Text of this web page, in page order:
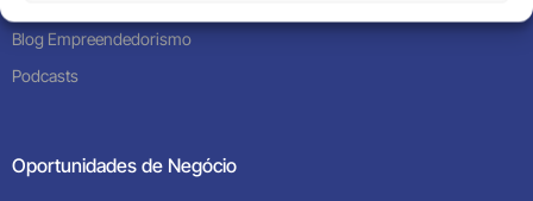
Blog Empreendedorismo
Podcasts
Oportunidades de Negócio